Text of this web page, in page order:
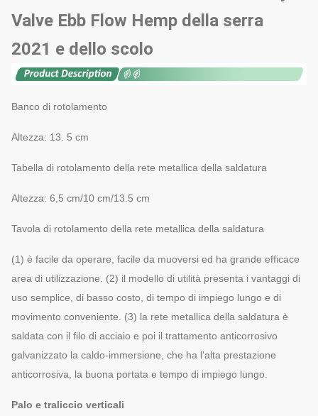
Valve Ebb Flow Hemp della serra
2021 e dello scolo
Banco di rotolamento
Altezza: 13. 5 cm
Tabella di rotolamento della rete metallica della saldatura
Altezza: 6,5 cm/10 cm/13.5 cm
Tavola di rotolamento della rete metallica della saldatura
(1) è facile da operare, facile da muoversi ed ha grande efficace
area di utilizzazione. (2) il modello di utilità presenta i vantaggi di
uso semplice, di basso costo, di tempo di impiego lungo e di
movimento conveniente. (3) la rete metallica della saldatura è
saldata con il filo di acciaio e poi il trattamento anticorrosivo
galvanizzato la caldo-immersione, che ha l'alta prestazione
anticorrosiva, la buona portata e tempo di impiego lungo.
Palo e traliccio verticali